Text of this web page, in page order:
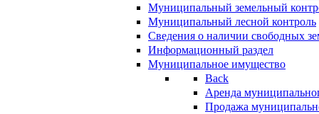
Муниципальный земельный
Муниципальный лесной контроль
Сведения о наличии свободных
Информационный раздел
Муниципальное имущество
Back
Аренда
Продажа